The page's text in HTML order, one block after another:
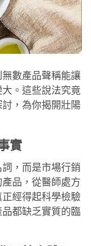
數產品聲稱能讓
。這些說法究竟
，為你揭開壯陽
實
，而是市場行銷
品，從醫師處方
經得起科學檢驗
都缺乏實質的臨